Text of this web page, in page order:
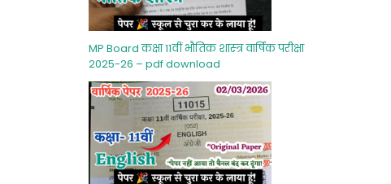
MP Board कक्षा 11वीं भौतिक शास्‍त्र वार्षिक परीक्षा
2025-26 – pdf download